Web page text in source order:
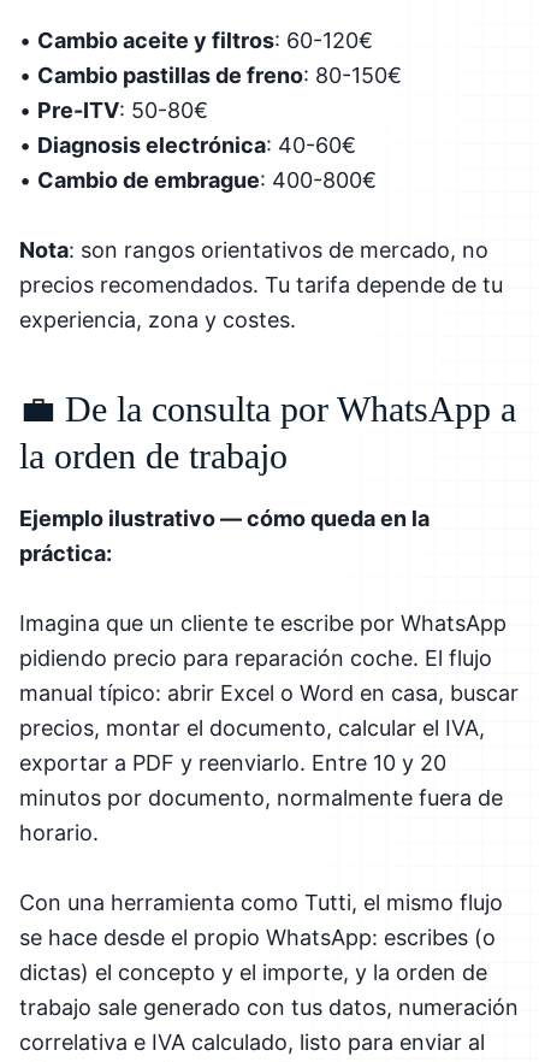
• Cambio aceite y filtros: 60-120€
• Cambio pastillas de freno: 80-150€
• Pre-ITV: 50-80€
• Diagnosis electrónica: 40-60€
• Cambio de embrague: 400-800€
Nota: son rangos orientativos de mercado, no
precios recomendados. Tu tarifa depende de tu
experiencia, zona y costes.
💼 De la consulta por WhatsApp a
la orden de trabajo
Ejemplo ilustrativo — cómo queda en la
práctica:
Imagina que un cliente te escribe por WhatsApp
pidiendo precio para reparación coche. El flujo
manual típico: abrir Excel o Word en casa, buscar
precios, montar el documento, calcular el IVA,
exportar a PDF y reenviarlo. Entre 10 y 20
minutos por documento, normalmente fuera de
horario.
Con una herramienta como Tutti, el mismo flujo
se hace desde el propio WhatsApp: escribes (o
dictas) el concepto y el importe, y la orden de
trabajo sale generado con tus datos, numeración
correlativa e IVA calculado, listo para enviar al